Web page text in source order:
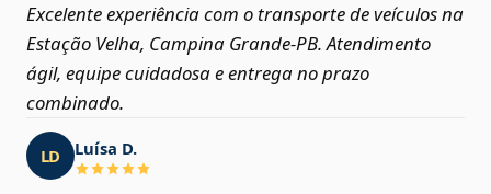
Excelente experiência com o transporte de veículos na
Estação Velha, Campina Grande‑PB. Atendimento
ágil, equipe cuidadosa e entrega no prazo
combinado.
LD Luísa D.